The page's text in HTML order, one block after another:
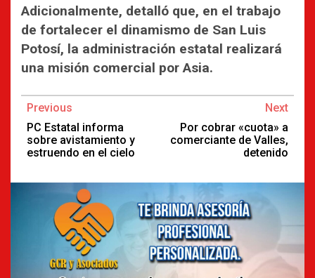
Adicionalmente, detalló que, en el trabajo
de fortalecer el dinamismo de San Luis
Potosí, la administración estatal realizará
una misión comercial por Asia.
Continue
Reading
Previous
PC Estatal informa
sobre avistamiento y
estruendo en el cielo
Next
Por cobrar «cuota» a
comerciante de Valles,
detenido